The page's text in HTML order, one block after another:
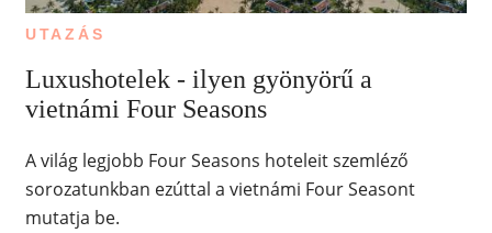
UTAZÁS
Luxushotelek - ilyen gyönyörű a
vietnámi Four Seasons
A világ legjobb Four Seasons hoteleit szemléző
sorozatunkban ezúttal a vietnámi Four Seasont
mutatja be.